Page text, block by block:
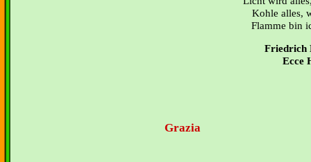
Kohle alles,
Flamme bin
Friedrich
Ecce
Grazia